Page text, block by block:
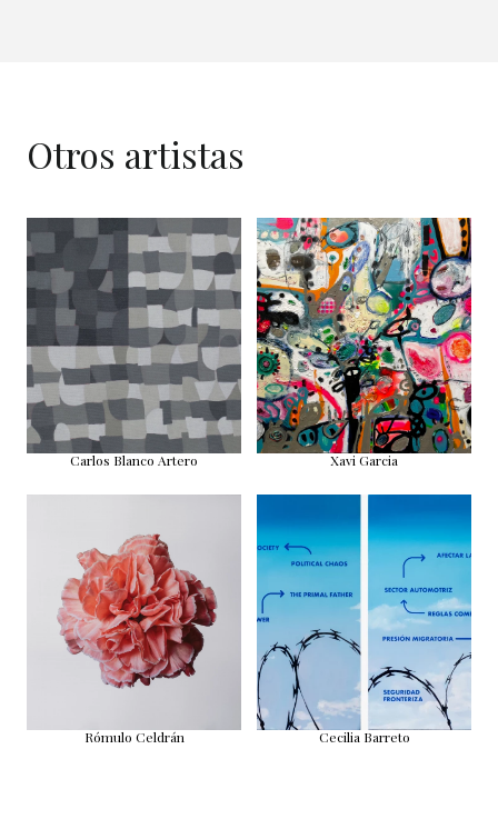
Otros artistas
Carlos Blanco Artero Xavi Garcia
Rómulo Celdrán Cecilia Barreto